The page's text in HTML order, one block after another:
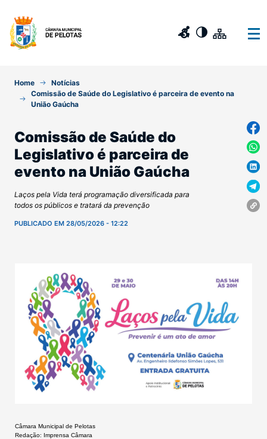
Home
Notícias
Comissão de Saúde do Legislativo é parceira de evento na
União Gaúcha
Comissão de Saúde do
Legislativo é parceira de
evento na União Gaúcha
Laços pela Vida terá programação diversificada para
todos os públicos e tratará da prevenção
PUBLICADO EM 28/05/2026 - 12:22
Câmara Municipal de Pelotas
Redação: Imprensa Câmara